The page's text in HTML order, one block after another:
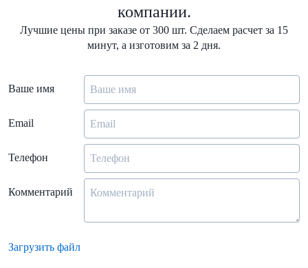
компании.
Лучшие цены при заказе от 300 шт. Сделаем расчет за 15
минут, а изготовим за 2 дня.
Ваше имя
Email
Телефон
Комментарий
Загрузить файл